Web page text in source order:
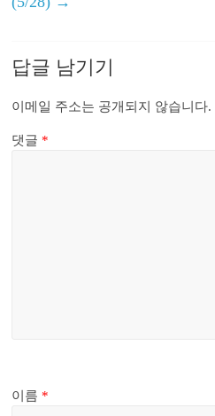
답글 남기기
이메일 주소는 공개되지 않습니다.
댓글 *
이름 *